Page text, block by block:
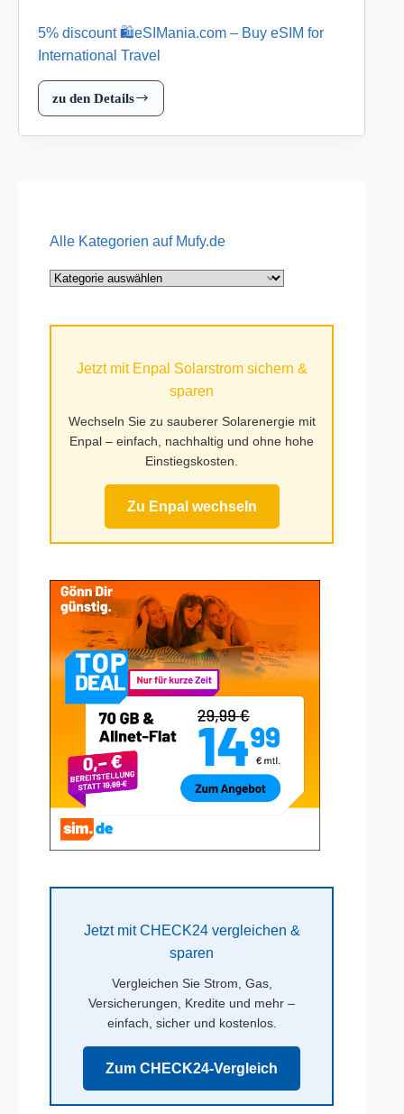
5% discount 🛍️eSIMania.com – Buy eSIM for
International Travel
zu den Details
5%
eSIM
International
Alle Kategorien auf Mufy.de
Alle
Jetzt mit Enpal Solarstrom sichern &
sparen
Wechseln Sie zu sauberer Solarenergie mit
Enpal – einfach, nachhaltig und ohne hohe
Einstiegskosten.
Zu Enpal wechseln
Jetzt mit CHECK24 vergleichen &
sparen
Vergleichen Sie Strom, Gas,
Versicherungen, Kredite und mehr –
einfach, sicher und kostenlos.
Zum CHECK24-Vergleich